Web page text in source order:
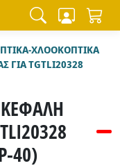
ΧΛΟΟΚΟΠΤΙΚΑ
ΓΙΑ TGTLI20328
40)